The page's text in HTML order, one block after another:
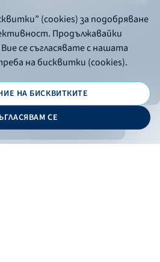
(cookies) за подобряване
Продължавайки
се съгласявате с нашата
на бисквитки (cookies).
НА БИСКВИТКИТЕ
СЕ